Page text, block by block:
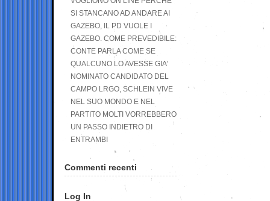
SI STANCANO AD ANDARE AI
GAZEBO, IL PD VUOLE I
GAZEBO. COME PREVEDIBILE:
CONTE PARLA COME SE
QUALCUNO LO AVESSE GIA’
NOMINATO CANDIDATO DEL
CAMPO LRGO, SCHLEIN VIVE
NEL SUO MONDO E NEL
PARTITO MOLTI VORREBBERO
UN PASSO INDIETRO DI
ENTRAMBI
Commenti recenti
Log In